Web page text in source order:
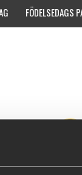
FÖDELSEDAGS